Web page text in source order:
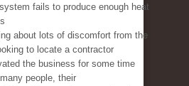
fails to produce enough heat
about lots of discomfort from the
to locate a contractor
the business for some time
people, their